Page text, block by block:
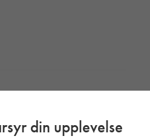
din upplevelse